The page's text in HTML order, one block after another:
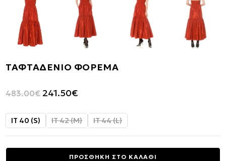
ΤΑΦΤΑΔΕΝΙΟ ΦΟΡΕΜΑ
483.00€ Original
was:
241.50€
τιμή
241.50€.
IT 40 (S) IT 42 (M) IT 44 (L)
ΠΡΟΣΘΗΚΗ ΣΤΟ ΚΑΛΑΘΙ